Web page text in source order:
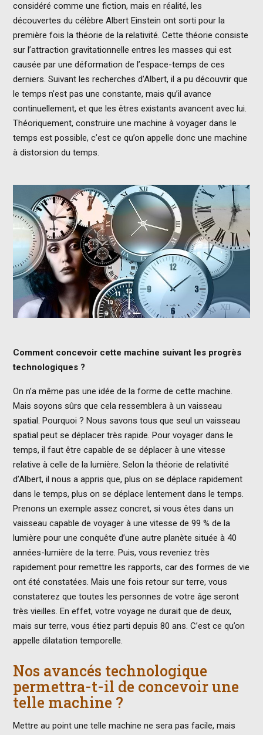
considéré comme une fiction, mais en réalité, les
découvertes du célèbre Albert Einstein ont sorti pour la
première fois la théorie de la relativité. Cette théorie consiste
sur l’attraction gravitationnelle entres les masses qui est
causée par une déformation de l’espace-temps de ces
derniers. Suivant les recherches d’Albert, il a pu découvrir que
le temps n’est pas une constante, mais qu’il avance
continuellement, et que les êtres existants avancent avec lui.
Théoriquement, construire une machine à voyager dans le
temps est possible, c’est ce qu’on appelle donc une machine
à distorsion du temps.
Comment concevoir cette machine suivant les progrès
technologiques ?
On n’a même pas une idée de la forme de cette machine.
Mais soyons sûrs que cela ressemblera à un vaisseau
spatial. Pourquoi ? Nous savons tous que seul un vaisseau
spatial peut se déplacer très rapide. Pour voyager dans le
temps, il faut être capable de se déplacer à une vitesse
relative à celle de la lumière. Selon la théorie de relativité
d’Albert, il nous a appris que, plus on se déplace rapidement
dans le temps, plus on se déplace lentement dans le temps.
Prenons un exemple assez concret, si vous êtes dans un
vaisseau capable de voyager à une vitesse de 99 % de la
lumière pour une conquête d’une autre planète située à 40
années-lumière de la terre. Puis, vous reveniez très
rapidement pour remettre les rapports, car des formes de vie
ont été constatées. Mais une fois retour sur terre, vous
constaterez que toutes les personnes de votre âge seront
très vieilles. En effet, votre voyage ne durait que de deux,
mais sur terre, vous étiez parti depuis 80 ans. C’est ce qu’on
appelle dilatation temporelle.
Nos avancés technologique
permettra-t-il de concevoir une
telle machine ?
Mettre au point une telle machine ne sera pas facile, mais